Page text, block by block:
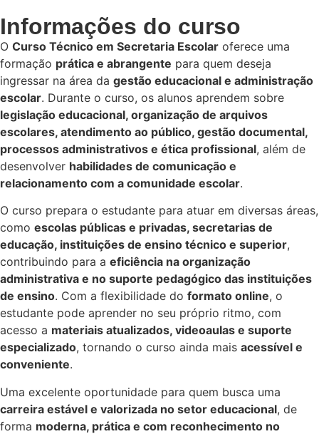
Informações do curso
O Curso Técnico em Secretaria Escolar oferece uma
formação prática e abrangente para quem deseja
ingressar na área da gestão educacional e administração
escolar. Durante o curso, os alunos aprendem sobre
legislação educacional, organização de arquivos
escolares, atendimento ao público, gestão documental,
processos administrativos e ética profissional, além de
desenvolver habilidades de comunicação e
relacionamento com a comunidade escolar.
O curso prepara o estudante para atuar em diversas áreas,
como escolas públicas e privadas, secretarias de
educação, instituições de ensino técnico e superior,
contribuindo para a eficiência na organização
administrativa e no suporte pedagógico das instituições
de ensino. Com a flexibilidade do formato online, o
estudante pode aprender no seu próprio ritmo, com
acesso a materiais atualizados, videoaulas e suporte
especializado, tornando o curso ainda mais acessível e
conveniente.
Uma excelente oportunidade para quem busca uma
carreira estável e valorizada no setor educacional, de
forma moderna, prática e com reconhecimento no